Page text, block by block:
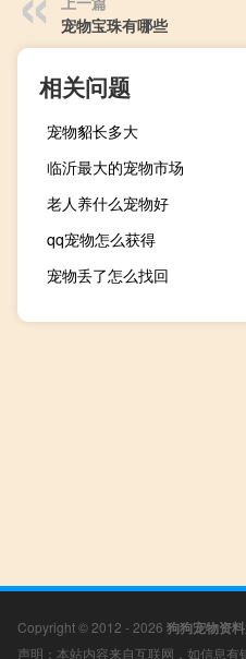
宠物宝珠有哪些
相关问题
宠物貂长多大
临沂最大的宠物市场
老人养什么宠物好
qq宠物怎么获得
宠物丢了怎么找回
Copyright © 2012 - 2026 狗狗宠物资
声明：本站内容来自互联网，如信息